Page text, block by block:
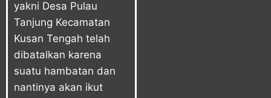
yakni Desa Pulau
Tanjung Kecamatan
Kusan Tengah telah
dibatalkan karena
suatu hambatan dan
nantinya akan ikut